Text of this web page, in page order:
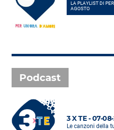
LA PLAYLIST DI
AGOSTO
Podcast
3 X TE - 07-
Le canzoni della